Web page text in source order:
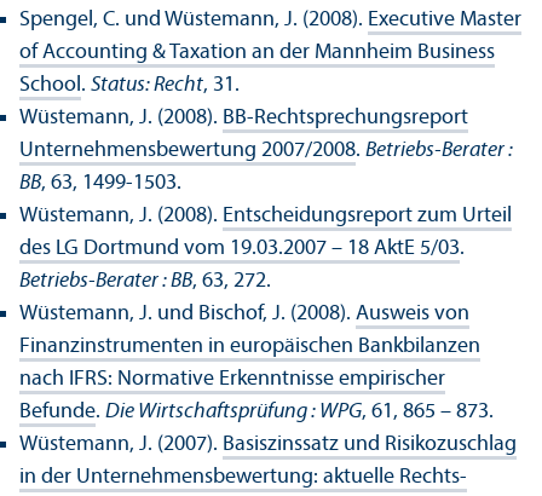
Spengel, C. und Wüstemann, J. (2008). Executive Master
of Accounting & Taxation an der Mannheim Business
School . Status: Recht, 31.
Wüstemann, J. (2008). BB-Rechts­prechungs­report
Unter­nehmens­bewertung 2007/2008. Betriebs-Berater :
BB, 63, 1499-1503.
Wüstemann, J. (2008). Entscheidungs­report zum Urteil
des LG Dortmund vom 19.03.2007 – 18 AktE 5/03.
Betriebs-Berater : BB, 63, 272.
Wüstemann, J. und Bischof, J. (2008). Ausweis von
Finanz­instrumenten in europäischen Bankbilanzen
nach IFRS: Normative Er­kenntnisse empirischer
Befunde. Die Wirtschafts­prüfung : WPG, 61, 865 – 873.
Wüstemann, J. (2007). Basiszinssatz und Risikozuschlag
in der Unter­nehmens­bewertung: aktuelle Rechts­